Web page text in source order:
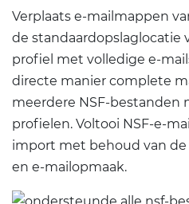
Verplaats e-mailmappen
de standaardopslaglocatie
profiel met volledige e-
directe manier complete
meerdere NSF-bestanden
profielen. Voltooi NSF-e-
import met behoud van
en e-mailopmaak.